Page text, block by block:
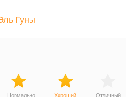
с вами и сделает
Гуны
Нормально Хороший Отличный